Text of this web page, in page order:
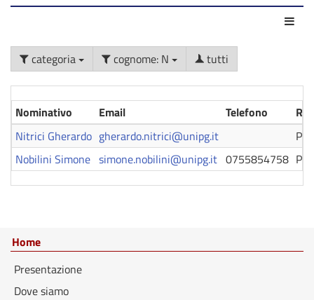
categoria cognome: N tutti
Nominativo Email Telefono
Nitrici Gherardo gherardo.nitrici@unipg.it
Nobilini Simone simone.nobilini@unipg.it 0755854758
Home
Presentazione
Dove siamo